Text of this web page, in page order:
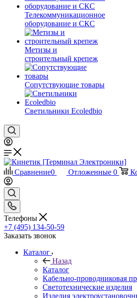
Телекоммуникационное
оборудование и СКС
Метизы и
строительный крепеж
Сопутствующие товары
Светильники Ecoledbio
Сравнение0 Отложенные 0
Телефоны
+7 (495) 134-50-59
Заказать звонок
Каталог
Назад
Каталог
Кабельно-проводниковая
Светотехнические изделия
Изделия